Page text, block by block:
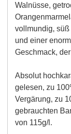
Walnüsse,
vollmundig,
und einer
Geschmack,
Absolut
gelesen, zu
Vergärung, zu
gebrauchten
von 115g/l.